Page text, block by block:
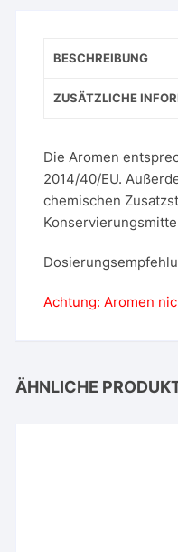
BESCHREIBUNG
ZUSÄTZLICHE
Die Aromen
2014/40/EU.
chemischen
Achtung: Aromen
ÄHNLICHE